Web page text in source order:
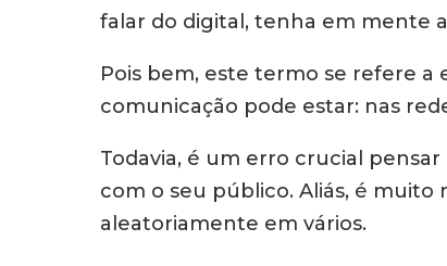
falar do digital, tenha em mente
Pois bem, este termo se refere a
comunicação pode estar: nas
Todavia, é um erro crucial
com o seu público. Aliás, é
aleatoriamente em vários.